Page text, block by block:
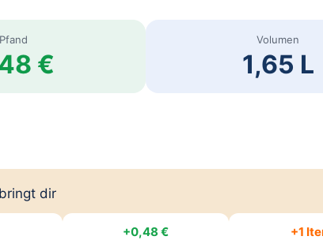
Pfand
€
Volumen
1,65 L
dir
+0,48 € +1